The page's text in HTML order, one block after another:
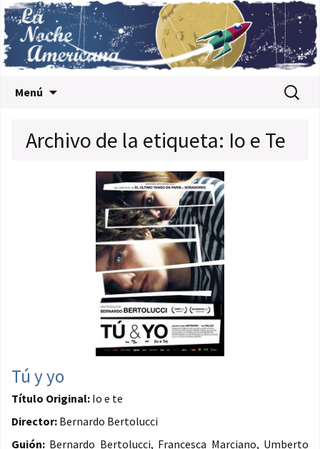
Menú Buscar:
Archivo de la etiqueta: Io e Te
Tú y yo
Título Original: Io e te
Director: Bernardo Bertolucci
Guión: Bernardo Bertolucci, Francesca Marciano, Umberto